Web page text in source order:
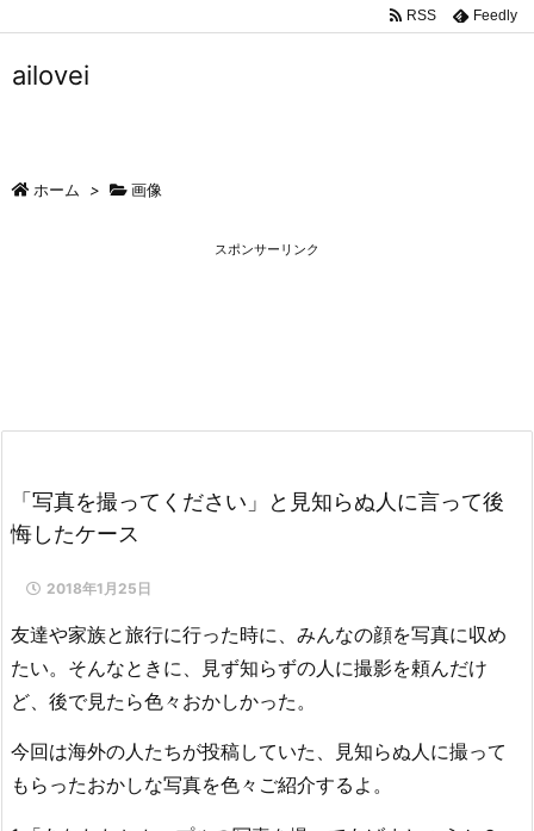
RSS Feedly
ailovei
ホーム > 画像
スポンサーリンク
「写真を撮ってください」と見知らぬ人に言って後
悔したケース
2018年1月25日
友達や家族と旅行に行った時に、みんなの顔を写真に収め
たい。そんなときに、見ず知らずの人に撮影を頼んだけ
ど、後で見たら色々おかしかった。
今回は海外の人たちが投稿していた、見知らぬ人に撮って
もらったおかしな写真を色々ご紹介するよ。